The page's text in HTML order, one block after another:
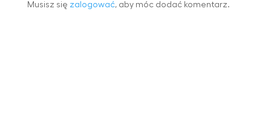
Musisz się zalogować, aby móc dodać komentarz.